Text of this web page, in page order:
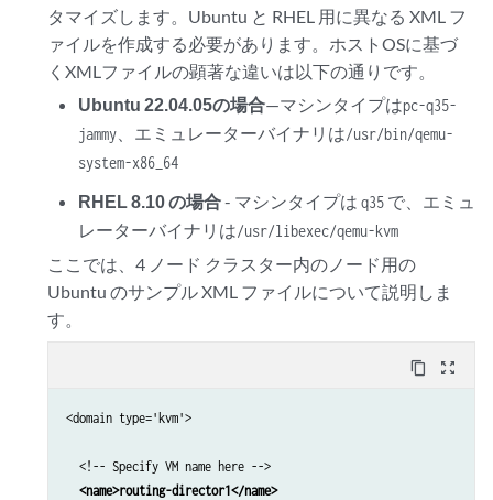
タマイズします。Ubuntu と RHEL 用に異なる XML フ
ァイルを作成する必要があります。ホストOSに基づ
くXMLファイルの顕著な違いは以下の通りです。
Ubuntu 22.04.05の場合—マシンタイプはpc-q35-
jammy、エミュレーターバイナリは/usr/bin/qemu-
system-x86_64
RHEL 8.10 の場合- マシンタイプは q35で、エミュ
レーターバイナリは/usr/libexec/qemu-kvm
ここでは、4 ノード クラスター内のノード用の
Ubuntu のサンプル XML ファイルについて説明しま
す。
content_copy zoom_out_map
<domain type='kvm'>
  <!-- Specify VM name here -->
<name>routing-director1</name>